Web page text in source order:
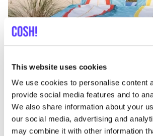
This website uses cookies
We use cookies to personalise content
provide social media features and to
We also share information about your
our social media, advertising and
may combine it with other information